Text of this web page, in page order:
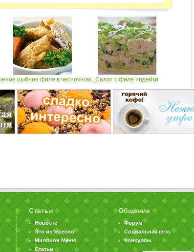
рыбное филе в чесночном...Салат с филе индейки
Статьи
Новости
Это интересно
Миллион Меню
Статьи
Общение
Форум
Социальная сеть
Конкурсы